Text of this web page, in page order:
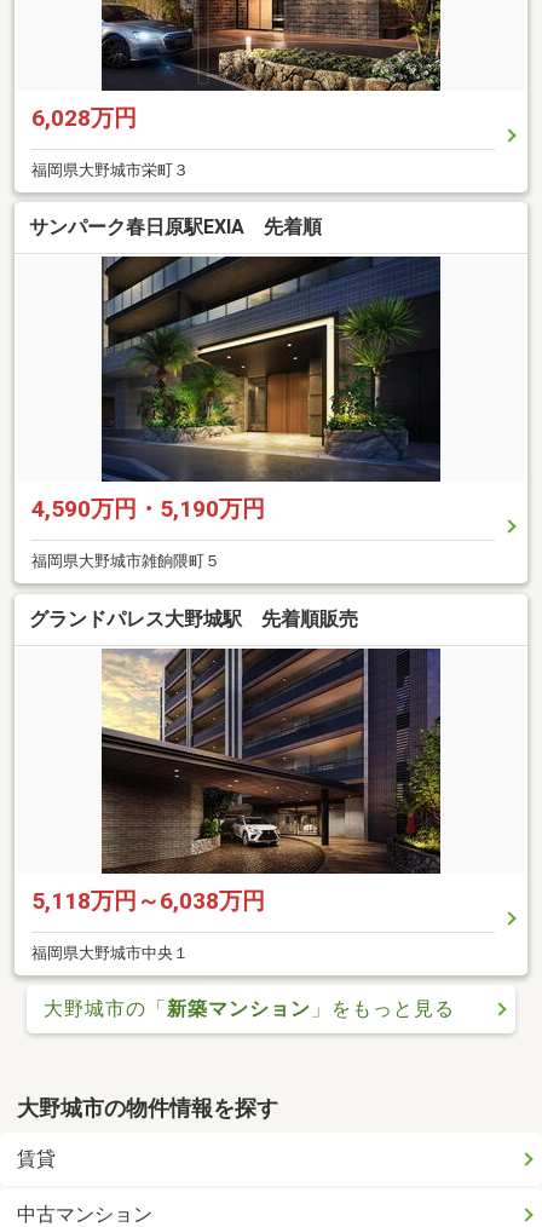
6,028万円
福岡県大野城市栄町３
サンパーク春日原駅EXIA 先着順
4,590万円・5,190万円
福岡県大野城市雑餉隈町５
グランドパレス大野城駅 先着順販売
5,118万円～6,038万円
福岡県大野城市中央１
大野城市の「 新築マンション 」をもっと見る
大野城市の物件情報を探す
賃貸
中古マンション